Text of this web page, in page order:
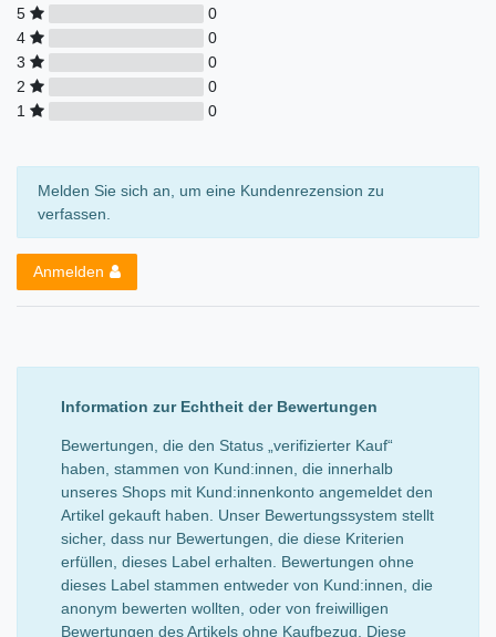
5
0
4
0
3
0
2
0
1
0
Melden Sie sich an, um eine Kundenrezension zu
verfassen.
Anmelden
Information zur Echtheit der Bewertungen
Bewertungen, die den Status „verifizierter Kauf“
haben, stammen von Kund:innen, die innerhalb
unseres Shops mit Kund:innenkonto angemeldet den
Artikel gekauft haben. Unser Bewertungssystem stellt
sicher, dass nur Bewertungen, die diese Kriterien
erfüllen, dieses Label erhalten. Bewertungen ohne
dieses Label stammen entweder von Kund:innen, die
anonym bewerten wollten, oder von freiwilligen
Bewertungen des Artikels ohne Kaufbezug. Diese